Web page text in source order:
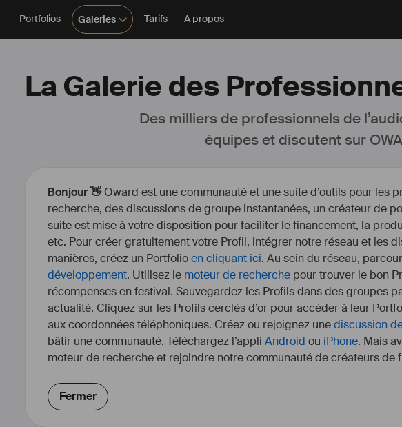
Portfolios Galeries Tarifs A propos
La Galerie des
Des milliers de professionnels de
équipes et discutent sur
Bonjour 👋Oward est une communauté et une suite d’outils pour les
recherche, des discussions de groupe instantanées, un créateur de
suite est mise à votre disposition pour faciliter le financement, la
etc. Pour créer gratuitement votre Profil, intégrer notre réseau et les
manières, créez un Portfolioen cliquant ici. Au sein du réseau,
développement. Utilisez le moteur de recherche pour trouver le bon
récompenses en festival. Sauvegardez les Profils dans des groupes
actualité. Cliquez sur les Profils cerclés d’or pour accéder à leur
aux coordonnées téléphoniques. Créez ou rejoignez unediscussion
bâtir une communauté. Téléchargez l’appli Android ou iPhone. Mais
moteur de recherche et rejoindre notre communauté de créateurs de
Fermer